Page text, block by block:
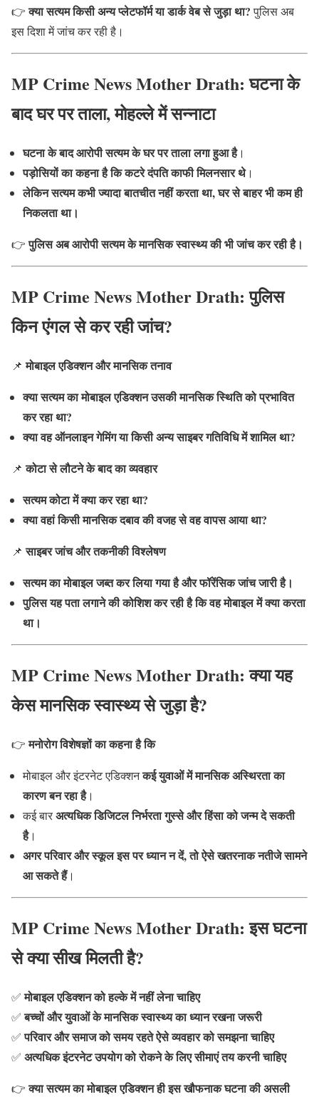
👉क्या सत्यम किसी अन्य प्लेटफॉर्म या डार्क वेब से जुड़ा था?पुलिस अब
इस दिशा में जांच कर रही है।
MP Crime News Mother Drath: घटना के
बाद घर पर ताला, मोहल्ले में सन्नाटा
घटना के बाद आरोपी सत्यम के घर पर ताला लगा हुआ है।
पड़ोसियों का कहना है कि कटरे दंपति काफी मिलनसार थे।
लेकिन सत्यम कभी ज्यादा बातचीत नहीं करता था, घर से बाहर भी कम ही
निकलता था।
👉पुलिस अब आरोपी सत्यम के मानसिक स्वास्थ्य की भी जांच कर रही है।
MP Crime News Mother Drath: पुलिस
किन एंगल से कर रही जांच?
📌मोबाइल एडिक्शन और मानसिक तनाव
क्या सत्यम का मोबाइल एडिक्शन उसकी मानसिक स्थिति को प्रभावित
कर रहा था?
क्या वह ऑनलाइन गेमिंग या किसी अन्य साइबर गतिविधि में शामिल था?
📌कोटा से लौटने के बाद का व्यवहार
सत्यम कोटा में क्या कर रहा था?
क्या वहां किसी मानसिक दबाव की वजह से वह वापस आया था?
📌साइबर जांच और तकनीकी विश्लेषण
सत्यम का मोबाइल जब्त कर लिया गया है और फॉरेंसिक जांच जारी है।
पुलिस यह पता लगाने की कोशिश कर रही है कि वह मोबाइल में क्या करता
था।
MP Crime News Mother Drath: क्या यह
केस मानसिक स्वास्थ्य से जुड़ा है?
👉मनोरोग विशेषज्ञों का कहना है कि
मोबाइल और इंटरनेट एडिक्शनकई युवाओं में मानसिक अस्थिरता का
कारण बन रहा है।
कई बारअत्यधिक डिजिटल निर्भरता गुस्से और हिंसा को जन्म दे सकती
है।
अगर परिवार और स्कूल इस पर ध्यान न दें, तो ऐसे खतरनाक नतीजे सामने
आ सकते हैं।
MP Crime News Mother Drath: इस घटना
से क्या सीख मिलती है?
✅मोबाइल एडिक्शन को हल्के में नहीं लेना चाहिए
✅बच्चों और युवाओं के मानसिक स्वास्थ्य का ध्यान रखना जरूरी
✅परिवार और समाज को समय रहते ऐसे व्यवहार को समझना चाहिए
✅ अत्यधिक इंटरनेट उपयोग को रोकने के लिए सीमाएं तय करनी चाहिए
👉क्या सत्यम का मोबाइल एडिक्शन ही इस खौफनाक घटना की असली